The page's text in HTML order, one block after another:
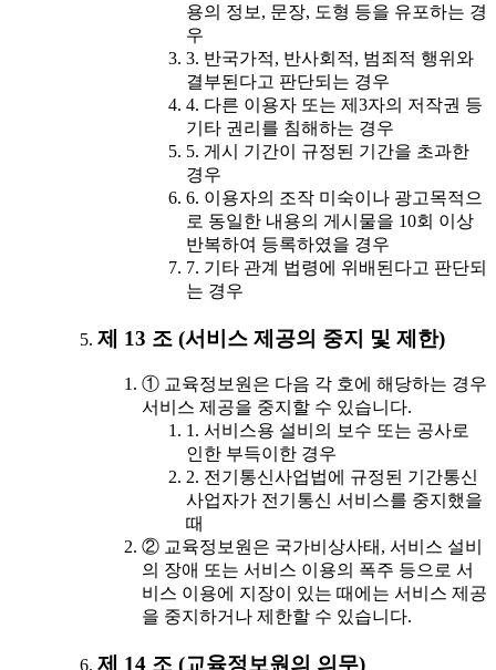
용의 정보, 문장, 도형 등을 유포하는 경
우
3. 반국가적, 반사회적, 범죄적 행위와
결부된다고 판단되는 경우
4. 다른 이용자 또는 제3자의 저작권 등
기타 권리를 침해하는 경우
5. 게시 기간이 규정된 기간을 초과한
경우
6. 이용자의 조작 미숙이나 광고목적으
로 동일한 내용의 게시물을 10회 이상
반복하여 등록하였을 경우
7. 기타 관계 법령에 위배된다고 판단되
는 경우
제 13 조 (서비스 제공의 중지 및 제한)
① 교육정보원은 다음 각 호에 해당하는 경우
서비스 제공을 중지할 수 있습니다.
1. 서비스용 설비의 보수 또는 공사로
인한 부득이한 경우
2. 전기통신사업법에 규정된 기간통신
사업자가 전기통신 서비스를 중지했을
때
② 교육정보원은 국가비상사태, 서비스 설비
의 장애 또는 서비스 이용의 폭주 등으로 서
비스 이용에 지장이 있는 때에는 서비스 제공
을 중지하거나 제한할 수 있습니다.
제 14 조 (교육정보원의 의무)